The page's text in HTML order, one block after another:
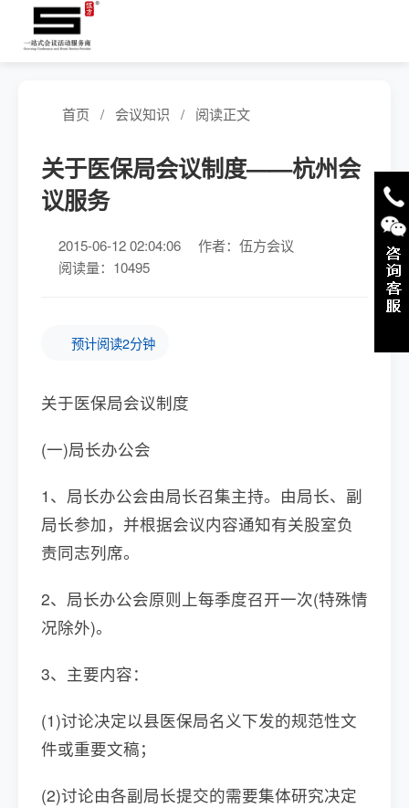
首页 / 会议知识 / 阅读正文
关于医保局会议制度——杭州会
议服务
2015-06-12 02:04:06
作者：伍方会议
阅读量：10495
预计阅读2分钟
关于医保局会议制度
(一)局长办公会
1、局长办公会由局长召集主持。由局长、副
局长参加，并根据会议内容通知有关股室负
责同志列席。
2、局长办公会原则上每季度召开一次(特殊情
况除外)。
3、主要内容：
(1)讨论决定以县医保局名义下发的规范性文
件或重要文稿；
(2)讨论由各副局长提交的需要集体研究决定